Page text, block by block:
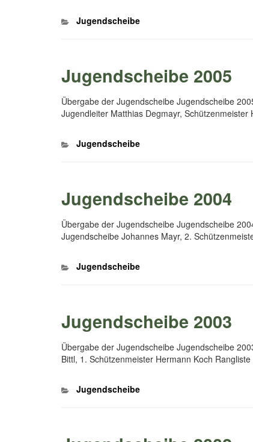
Kategorien
Jugendscheibe
Jugendscheibe 2005
Übergabe der Jugendscheibe Jugendscheibe
Jugendleiter Matthias Degmayr,
Kategorien
Jugendscheibe
Jugendscheibe 2004
Übergabe der Jugendscheibe Jugendscheibe
Jugendscheibe Johannes Mayr, 2.
Kategorien
Jugendscheibe
Jugendscheibe 2003
Übergabe der Jugendscheibe Jugendscheibe
Bittl, 1. Schützenmeister Hermann Koch
Kategorien
Jugendscheibe